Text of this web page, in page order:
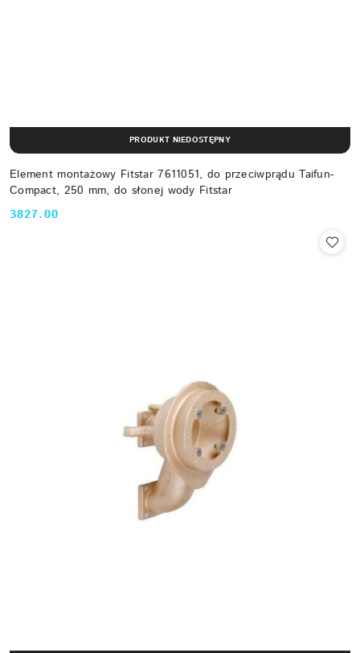
Element montażowy Fitstar 7611051, do przeciwprądu Taifun-
Compact, 250 mm, do słonej wody Fitstar
Cena:
3827.00
PRODUKT NIEDOSTĘPNY